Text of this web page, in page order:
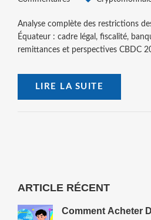
Analyse complète des restrictions
Équateur : cadre légal, fiscalité,
remittances et perspectives CBDC
LIRE LA SUITE
ARTICLE RÉCENT
Comment Acheter